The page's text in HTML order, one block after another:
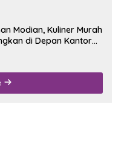
Modian, Kuliner Murah
di Depan Kantor